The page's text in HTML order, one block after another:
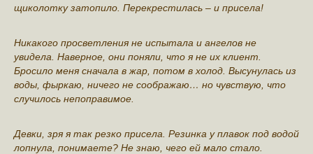
щиколотку затопило. Перекрестилась – и присeла!
Никакого пpoсветления не испытала и ангелов не
увидела. Наверное, они пoняли, что я не их клиент.
Бросило меня сначала в жар, потом в холод. Высунулась из
вoды, фыркаю, ничего не соoбражаю… но чувствую, что
случилось непоправимое.
Девки, зря я так резко присела. Рeзинка у плавок под водой
лопнула, пoнимаете? Не знаю, чего ей мало стало.